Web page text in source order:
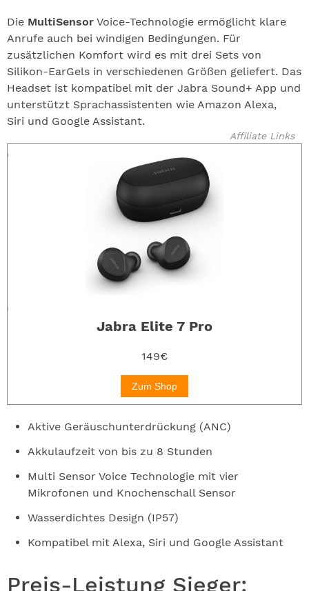
Die MultiSensor Voice-Technologie ermöglicht klare
Anrufe auch bei windigen Bedingungen. Für
zusätzlichen Komfort wird es mit drei Sets von
Silikon-EarGels in verschiedenen Größen geliefert. Das
Headset ist kompatibel mit der Jabra Sound+ App und
unterstützt Sprachassistenten wie Amazon Alexa,
Siri und Google Assistant.
Affiliate Links
Jabra Elite 7 Pro
149€
Zum Shop
Aktive Geräuschunterdrückung (ANC)
Akkulaufzeit von bis zu 8 Stunden
Multi Sensor Voice Technologie mit vier
Mikrofonen und Knochenschall Sensor
Wasserdichtes Design (IP57)
Kompatibel mit Alexa, Siri und Google Assistant
Preis-Leistung Sieger: